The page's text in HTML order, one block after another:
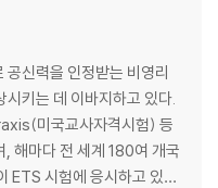
신력을 인정받는 비영리
키는 데 이바지하고 있다.
미국교사자격시험) 등
해마다 전 세계 180여 개국
시험에 응시하고 있다.